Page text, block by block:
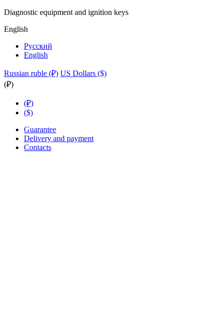
Diagnostic equipment and ignition keys
English
Русский
English
Russian ruble (₽) US Dollars ($)
(₽)
(₽)
($)
Guarantee
Delivery and payment
Contacts